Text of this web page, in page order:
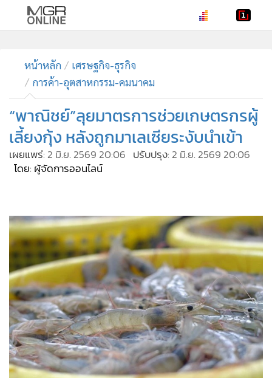
ทันเหตุการณ์
ภาคใต้
• ภูมิภาค
Online Section
• บันเทิง
• ผู้จัดการรายวัน
คอลัมนิสต์
• CbizReview
• Cyber BIZ
• ผู้จัดกวน
• Good health & Well-being
• Green Innovation & SD
• Management & HR
• MGR Live
• Infographic
• การเมือง
หน้าหลัก
เศรษฐกิจ-ธุรกิจ
การค้า-อุตสาหกรรม-คมนาคม
“พาณิชย์”ลุยมาตรการช่วยเกษตรกรผู้
เลี้ยงกุ้ง หลังถูกมาเลเซียระงับนำเข้า
เผยแพร่: 2 มิ.ย. 2569 20:06 ปรับปรุง: 2 มิ.ย. 2569 20:06
โดย: ผู้จัดการออนไลน์